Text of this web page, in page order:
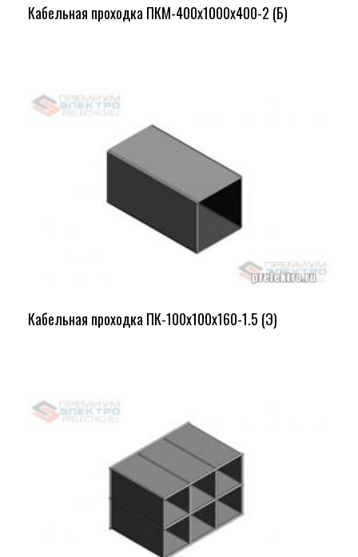
Кабельная проходка ПКМ-400х1000х400-2 (Б)
Кабельная проходка ПК-100х100х160-1.5 (Э)